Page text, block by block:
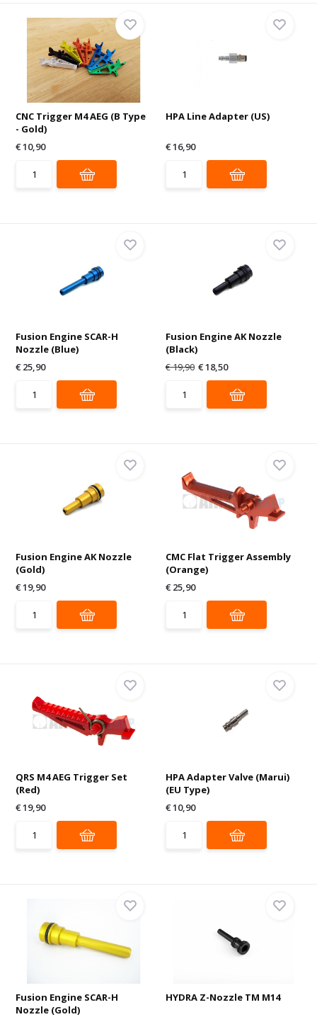
CNC Trigger M4 AEG (B Type
- Gold)
€ 10,90
HPA Line Adapter (US)
€ 16,90
Fusion Engine SCAR-H
Nozzle (Blue)
€ 25,90
Fusion Engine AK Nozzle
(Black)
€ 19,90 € 18,50
Fusion Engine AK Nozzle
(Gold)
€ 19,90
CMC Flat Trigger Assembly
(Orange)
€ 25,90
QRS M4 AEG Trigger Set
(Red)
€ 19,90
HPA Adapter Valve (Marui)
(EU Type)
€ 10,90
Fusion Engine SCAR-H
Nozzle (Gold)
HYDRA Z-Nozzle TM M14